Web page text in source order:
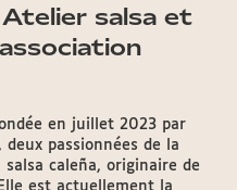
salsa et
en juillet 2023 par
deux passionnées de la
caleña, originaire de